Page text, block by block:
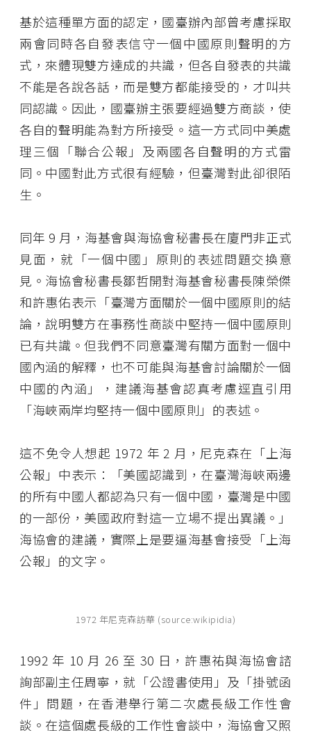
基於這種單方面的認定，國臺辦內部曾考慮採取
兩會同時各自發表信守一個中國原則聲明的方
式，來體現雙方達成的共識，但各自發表的共識
不能是各說各話，而是雙方都能接受的，才叫共
同認識。因此，國臺辦主張要經過雙方商談，使
各自的聲明能為對方所接受。這一方式同中美處
理三個「聯合公報」及兩國各自聲明的方式雷
同。中國對此方式很有經驗，但臺灣對此卻很陌
生。
同年 9 月，海基會與海協會秘書長在廈門非正式
見面，就「一個中國」原則的表述問題交換意
見。海協會秘書長鄒哲開對海基會秘書長陳榮傑
和許惠佑表示「臺灣方面關於一個中國原則的結
論，說明雙方在事務性商談中堅持一個中國原則
已有共識。但我們不同意臺灣有關方面對一個中
國內涵的解釋，也不可能與海基會討論關於一個
中國的內涵」，建議海基會認真考慮逕直引用
「海峽兩岸均堅持一個中國原則」的表述。
這不免令人想起 1972 年 2 月，尼克森在「上海
公報」中表示：「美國認識到，在臺灣海峽兩邊
的所有中國人都認為只有一個中國，臺灣是中國
的一部份，美國政府對這一立場不提出異議。」
海協會的建議，實際上是要逼海基會接受「上海
公報」的文字。
1972 年尼克森訪華 (source:wikipidia)
1992 年 10 月 26 至 30 日，許惠祐與海協會諮
詢部副主任周寧，就「公證書使用」及「掛號函
件」問題，在香港舉行第二次處長級工作性會
談。在這個處長級的工作性會談中，海協會又照